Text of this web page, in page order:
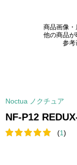
商品画像・
他の商品が
参考
Noctua ノクチュア
NF-P12
(1)